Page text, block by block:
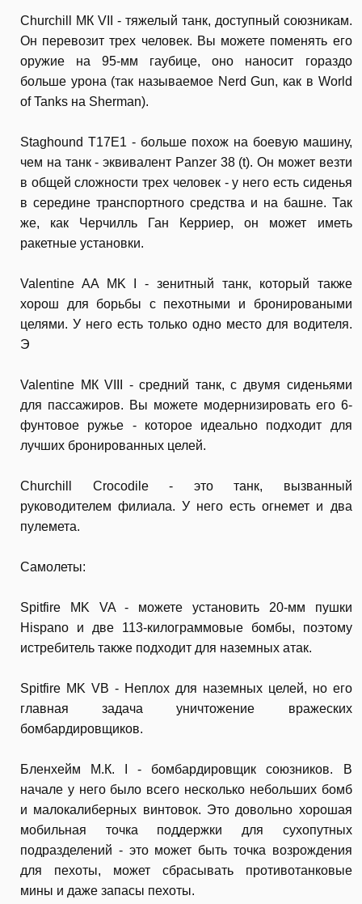
Churchill МК VII - тяжелый танк, доступный союзникам.
Он перевозит трех человек. Вы можете поменять его
оружие на 95-мм гаубице, оно наносит гораздо
больше урона (так называемое Nerd Gun, как в World
of Tanks на Sherman).
Staghound T17E1 - больше похож на боевую машину,
чем на танк - эквивалент Panzer 38 (t). Он может везти
в общей сложности трех человек - у него есть сиденья
в середине транспортного средства и на башне. Так
же, как Черчилль Ган Керриер, он может иметь
ракетные установки.
Valentine AA MK I - зенитный танк, который также
хорош для борьбы с пехотными и бронироваными
целями. У него есть только одно место для водителя.
Э
Valentine МК VIII - средний танк, с двумя сиденьями
для пассажиров. Вы можете модернизировать его 6-
фунтовое ружье - которое идеально подходит для
лучших бронированных целей.
Churchill Crocodile - это танк, вызванный
руководителем филиала. У него есть огнемет и два
пулемета.
Самолеты:
Spitfire MK VA - можете установить 20-мм пушки
Hispano и две 113-килограммовые бомбы, поэтому
истребитель также подходит для наземных атак.
Spitfire MK VB - Неплох для наземных целей, но его
главная задача уничтожение вражеских
бомбардировщиков.
Бленхейм М.К. I - бомбардировщик союзников. В
начале у него было всего несколько небольших бомб
и малокалиберных винтовок. Это довольно хорошая
мобильная точка поддержки для сухопутных
подразделений - это может быть точка возрождения
для пехоты, может сбрасывать противотанковые
мины и даже запасы пехоты.